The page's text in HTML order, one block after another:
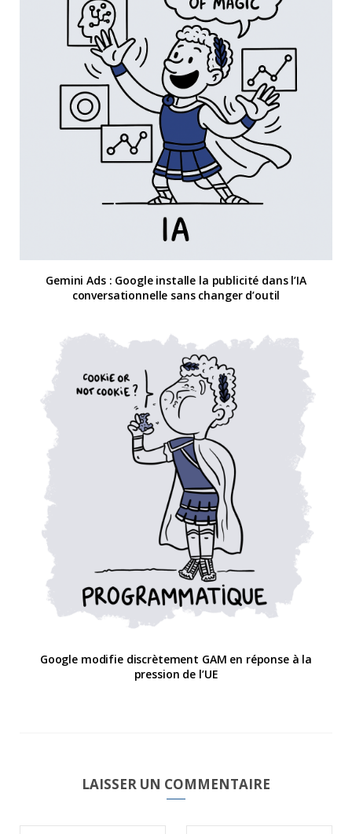
Gemini Ads : Google installe la publicité dans l’IA
conversationnelle sans changer d’outil
Google modifie discrètement GAM en réponse à la
pression de l’UE
LAISSER UN COMMENTAIRE